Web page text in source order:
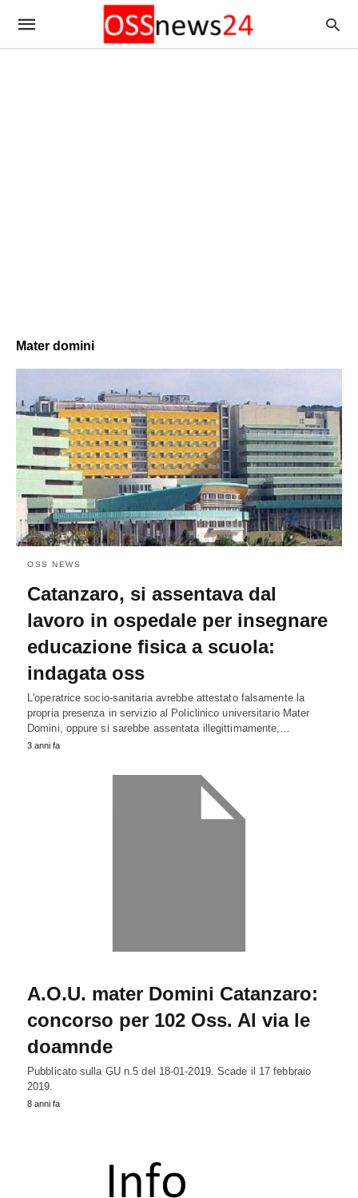
Mater domini
OSS NEWS
Catanzaro, si assentava dal
lavoro in ospedale per insegnare
educazione fisica a scuola:
indagata oss
L'operatrice socio-sanitaria avrebbe attestato falsamente la
propria presenza in servizio al Policlinico universitario Mater
Domini, oppure si sarebbe assentata illegittimamente,…
3 anni fa
A.O.U. mater Domini Catanzaro:
concorso per 102 Oss. Al via le
doamnde
Pubblicato sulla GU n.5 del 18-01-2019. Scade il 17 febbraio
2019.
8 anni fa